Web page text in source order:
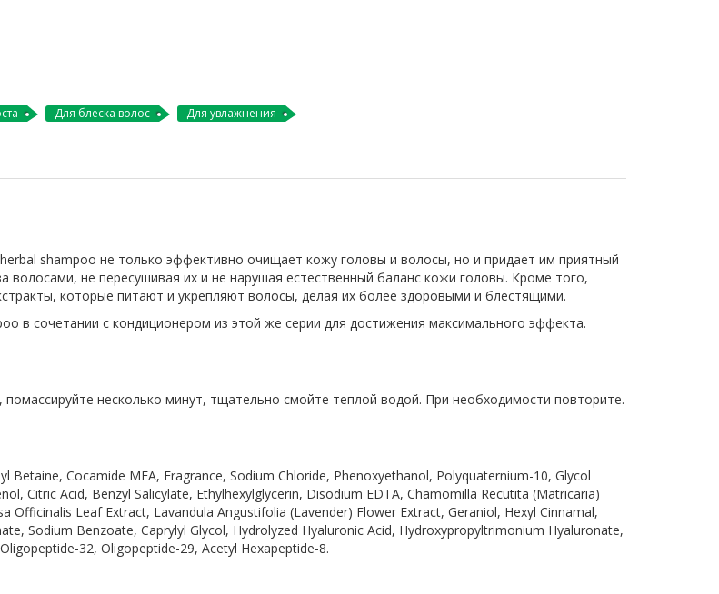
Для блеска волос Для увлажнения
shampoo не только эффективно очищает кожу головы и волосы, но и придает им приятный
не пересушивая их и не нарушая естественный баланс кожи головы. Кроме того,
которые питают и укрепляют волосы, делая их более здоровыми и блестящими.
в сочетании с кондиционером из этой же серии для достижения максимального эффекта.
несколько минут, тщательно смойте теплой водой. При необходимости повторите.
Cocamide MEA, Fragrance, Sodium Chloride, Phenoxyethanol, Polyquaternium-10, Glycol
Citric Acid, Benzyl Salicylate, Ethylhexylglycerin, Disodium EDTA, Chamomilla Recutita (Matricaria)
Officinalis Leaf Extract, Lavandula Angustifolia (Lavender) Flower Extract, Geraniol, Hexyl Cinnamal,
Sodium Benzoate, Caprylyl Glycol, Hydrolyzed Hyaluronic Acid, Hydroxypropyltrimonium Hyaluronate,
32, Oligopeptide-29, Acetyl Hexapeptide-8.